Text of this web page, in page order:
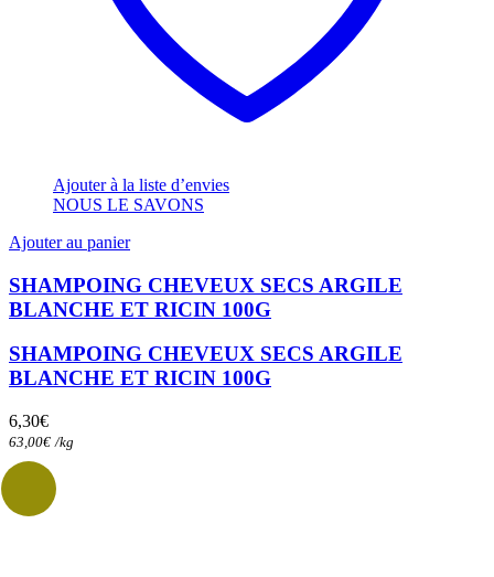
Ajouter à la liste d’envies
NOUS LE SAVONS
Ajouter au panier
SHAMPOING CHEVEUX SECS ARGILE
BLANCHE ET RICIN 100G
SHAMPOING CHEVEUX SECS ARGILE
BLANCHE ET RICIN 100G
6,30€
63,00€ /kg